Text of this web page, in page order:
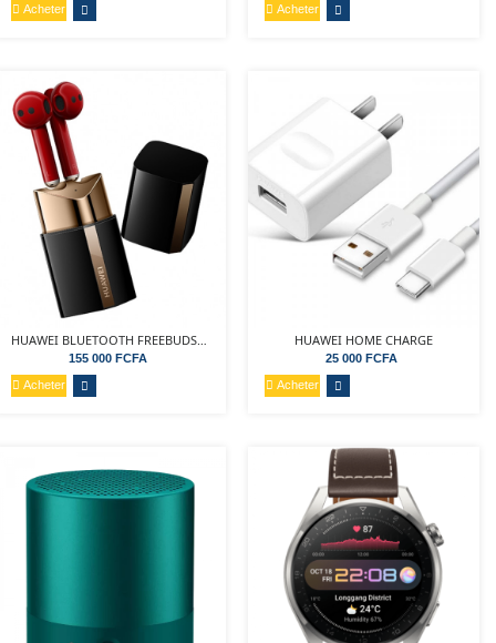
Acheter
Acheter
155 000 FCFA
Acheter
HUAWEI HOME CHARGE
25 000 FCFA
Acheter